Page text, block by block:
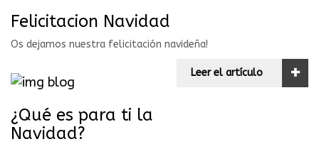
Felicitacion Navidad
Os dejamos nuestra felicitación navideña!
Leer el artículo +
¿Qué es para ti la
Navidad?